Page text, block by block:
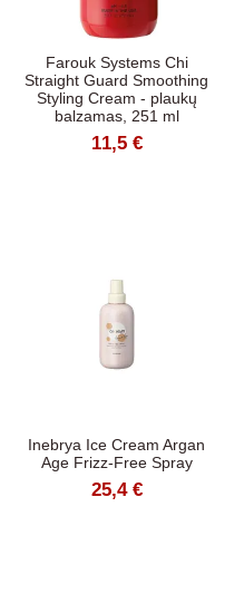
Farouk Systems Chi
Straight Guard Smoothing
Styling Cream - plaukų
balzamas, 251 ml
11,5 €
Inebrya Ice Cream Argan
Age Frizz-Free Spray
25,4 €